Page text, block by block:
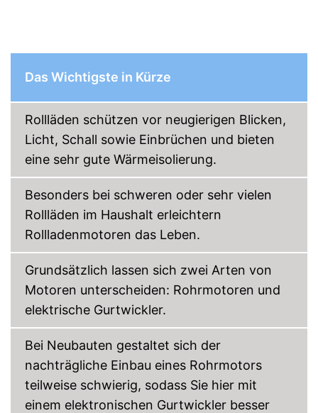
Das Wichtigste in Kürze
Rollläden schützen vor neugierigen Blicken,
Licht, Schall sowie Einbrüchen und bieten
eine sehr gute Wärmeisolierung.
Besonders bei schweren oder sehr vielen
Rollläden im Haushalt erleichtern
Rollladenmotoren das Leben.
Grundsätzlich lassen sich zwei Arten von
Motoren unterscheiden: Rohrmotoren und
elektrische Gurtwickler.
Bei Neubauten gestaltet sich der
nachträgliche Einbau eines Rohrmotors
teilweise schwierig, sodass Sie hier mit
einem elektronischen Gurtwickler besser